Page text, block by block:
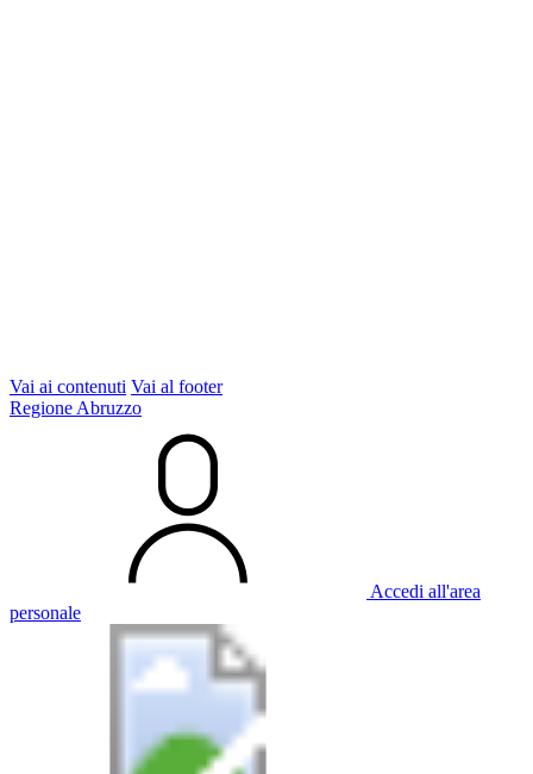
Vai ai contenuti Vai al footer
Regione Abruzzo
Accedi all'area
personale